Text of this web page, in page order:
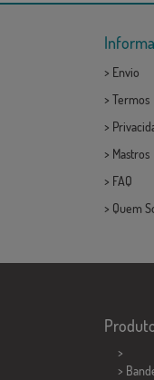
> Envio
> Termos
>
> Mastros
> FAQ
> Quem
>
>